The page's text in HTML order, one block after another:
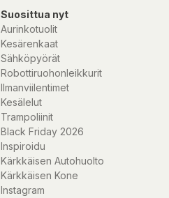
Suosittua nyt
Aurinkotuolit
Kesärenkaat
Sähköpyörät
Robottiruohonleikkurit
Ilmanviilentimet
Kesälelut
Trampoliinit
Black Friday 2026
Inspiroidu
Kärkkäisen Autohuolto
Kärkkäisen Kone
Instagram